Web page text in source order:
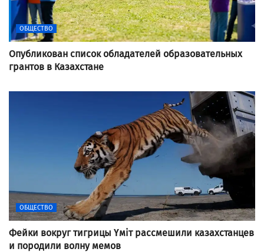
ОБЩЕСТВО
Опубликован список обладателей образовательных
грантов в Казахстане
ОБЩЕСТВО
Фейки вокруг тигрицы Үміт рассмешили казахстанцев
и породили волну мемов